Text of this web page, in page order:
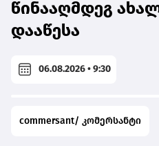
წინააღმდეგ
დააწესა
06.08.2026 • 9:30
commersant/ კომერსანტი